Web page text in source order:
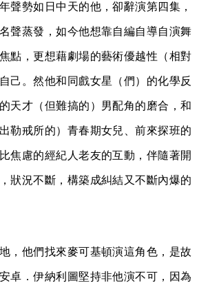
聲勢如日中天的他，卻辭演第四集，
聲蒸發，如今他想靠自編自導自演舞
點，更想藉劇場的藝術優越性（相對
己。然他和同戲女星（們）的化學反
天才（但難搞的）男配角的磨合，和
勒戒所的）青春期女兒、前來探班的
焦慮的經紀人老友的互動，伴隨著開
狀況不斷，構築成糾結又不斷內爆的
，他們找來麥可基頓演這角色，是故
卓．伊納利圖堅持非他演不可，因為